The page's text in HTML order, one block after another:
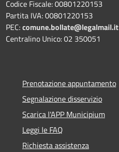
Codice Fiscale: 00801220153
Partita IVA: 00801220153
PEC:comune.bollate@legalmail.it
Centralino Unico: 02 350051
Prenotazione appuntamento
Segnalazione disservizio
Scarica l'APP Municipium
Leggi le FAQ
Richiesta assistenza